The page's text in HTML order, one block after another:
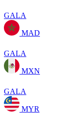
GALA
MAD
GALA
MXN
GALA
MYR